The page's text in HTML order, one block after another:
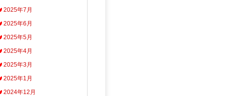
2025年7月
2025年6月
2025年5月
2025年4月
2025年3月
2025年1月
2024年12月